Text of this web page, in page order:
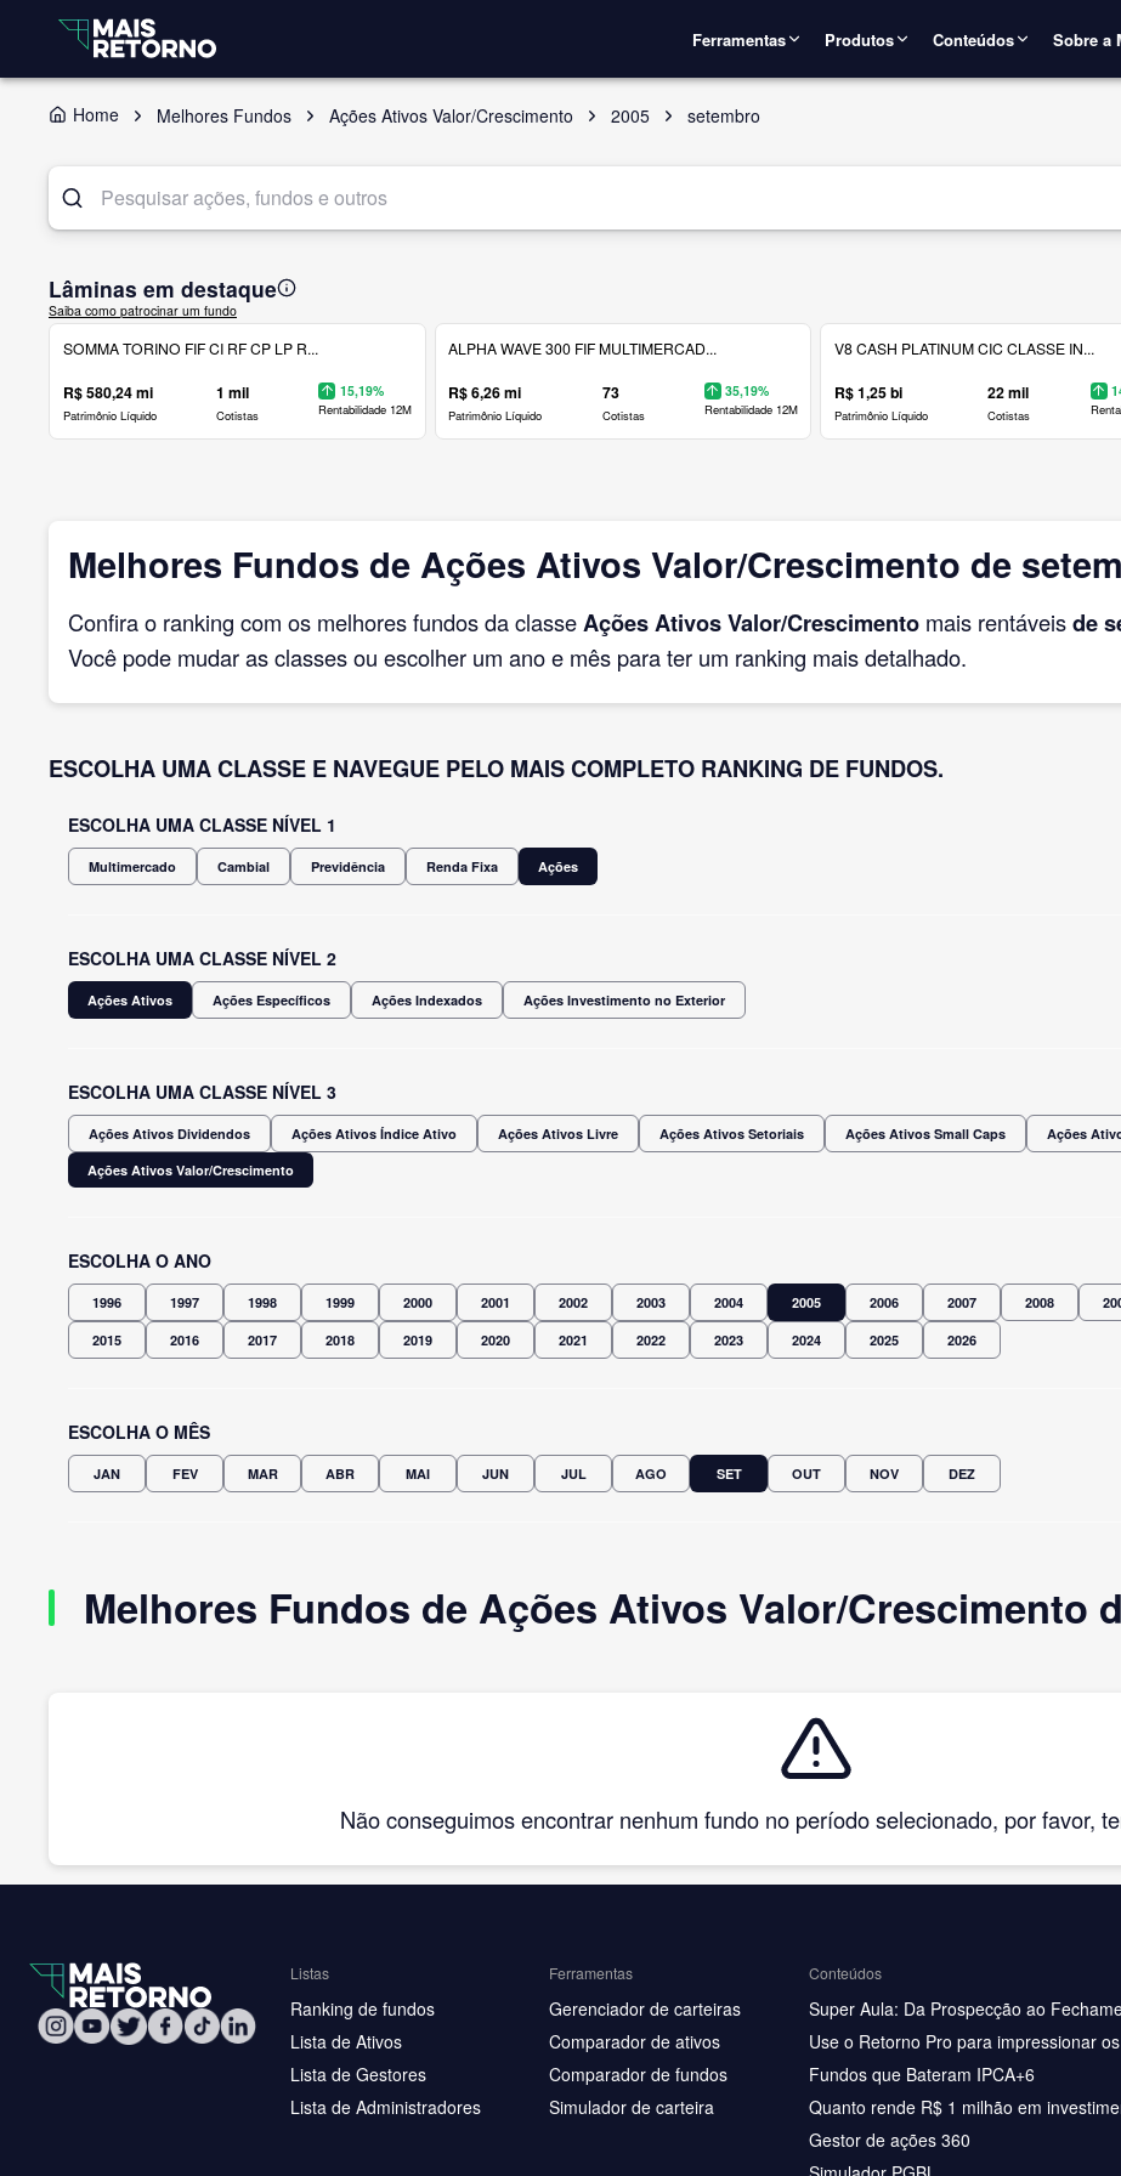
Ferramentas Produtos Conteúdos Sobre a
Home Melhores Fundos Ações Ativos Valor/Crescimento 2005 setembro
Lâminas em destaque
Saiba como patrocinar um fundo
SOMMA TORINO FIF CI RF CP LP R...
R$ 580,24 mi
Patrimônio Líquido
1 mil
Cotistas
15,19%
Rentabilidade 12M
ALPHA WAVE 300 FIF MULTIMERCAD...
R$ 6,26 mi
Patrimônio Líquido
73
Cotistas
35,19%
Rentabilidade 12M
V8 CASH PLATINUM CIC CLASSE IN...
R$ 1,25 bi
Patrimônio Líquido
22 mil
Cotistas
Melhores Fundos de Ações Ativos Valor/Crescimento de
Confira o ranking com os melhores fundos da classeAções Ativos Valor/Crescimento mais rentáveisde
Você pode mudar as classes ou escolher um ano e mês para ter um ranking mais detalhado.
ESCOLHA UMA CLASSE E NAVEGUE PELO MAIS COMPLETO RANKING DE FUNDOS.
ESCOLHA UMA CLASSE NÍVEL 1
Multimercado Cambial Previdência Renda Fixa Ações
ESCOLHA UMA CLASSE NÍVEL 2
Ações Ativos Ações Específicos Ações Indexados Ações Investimento no Exterior
ESCOLHA UMA CLASSE NÍVEL 3
Ações Ativos Dividendos Ações Ativos Índice Ativo Ações Ativos Livre Ações Ativos Setoriais Ações Ativos Small Caps
Ações
Ações Ativos Valor/Crescimento
ESCOLHA O ANO
1996 1997 1998 1999 2000 2001 2002 2003 2004 2005 2006 2007 2008
2015 2016 2017 2018 2019 2020 2021 2022 2023 2024 2025 2026
ESCOLHA O MÊS
JAN FEV MAR ABR MAI JUN JUL AGO SET OUT NOV DEZ
Melhores Fundos de Ações Ativos Valor/Crescimento
Não conseguimos encontrar nenhum fundo no período selecionado, por favor,
Listas
Ranking de fundos
Lista de Ativos
Lista de Gestores
Lista de Administradores
Ferramentas
Gerenciador de carteiras
Comparador de ativos
Comparador de fundos
Simulador de carteira
Conteúdos
Super Aula: Da Prospecção ao
Use o Retorno Pro para impressionar
Fundos que Bateram IPCA+6
Quanto rende R$ 1 milhão em
Gestor de ações 360